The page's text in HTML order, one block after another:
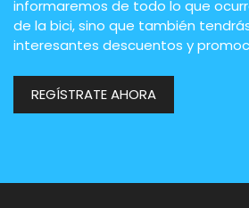
informaremos de todo lo que
de la bici, sino que también
interesantes descuentos y
REGÍSTRATE AHORA